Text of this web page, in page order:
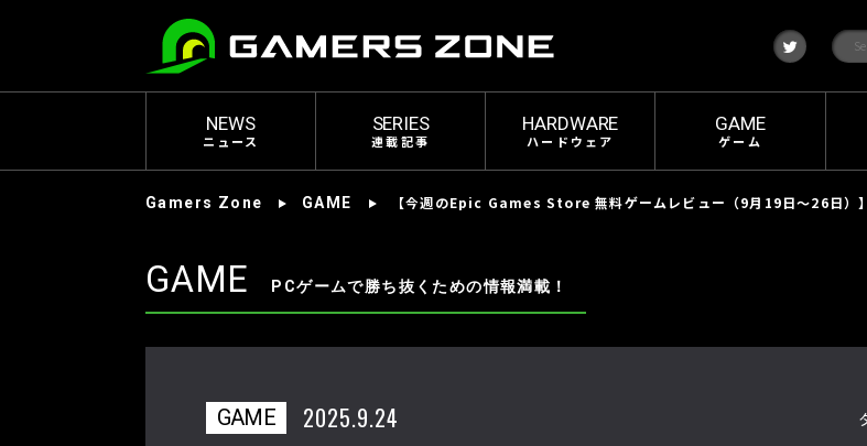
t
w
i
t
NEWS
ニュース
SERIES
連載記事
HARDWARE
ハードウェア
GAME
ゲーム
Gamers Zone GAME 【今週のEpic Games Store 無料ゲームレビュー（9月19日〜26日）】 『
GAME PCゲームで勝ち抜くための情報満載！
GAME 2025.9.24